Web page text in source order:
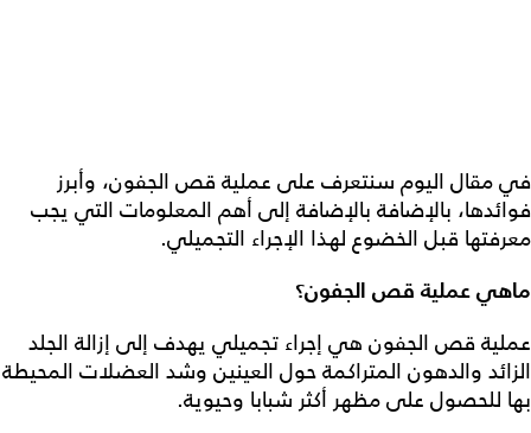
في مقال اليوم سنتعرف على عملية قص الجفون، وأبرز
فوائدها، بالإضافة بالإضافة إلى أهم المعلومات التي يجب
معرفتها قبل الخضوع لهذا الإجراء التجميلي.
ماهي عملية قص الجفون؟
عملية قص الجفون هي إجراء تجميلي يهدف إلى إزالة الجلد
الزائد والدهون المتراكمة حول العينين وشد العضلات المحيطة
بها للحصول على مظهر أكثر شبابا وحيوية.